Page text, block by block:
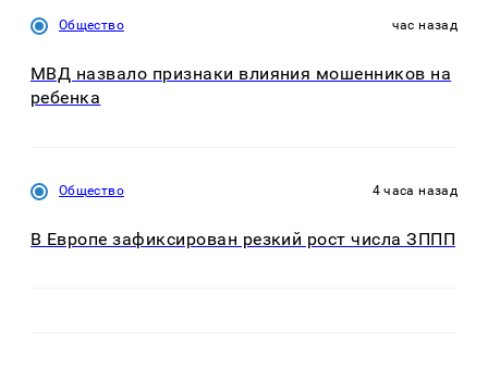
Общество час назад
МВД назвало признаки влияния мошенников на
ребенка
Общество 4 часа назад
В Европе зафиксирован резкий рост числа ЗППП